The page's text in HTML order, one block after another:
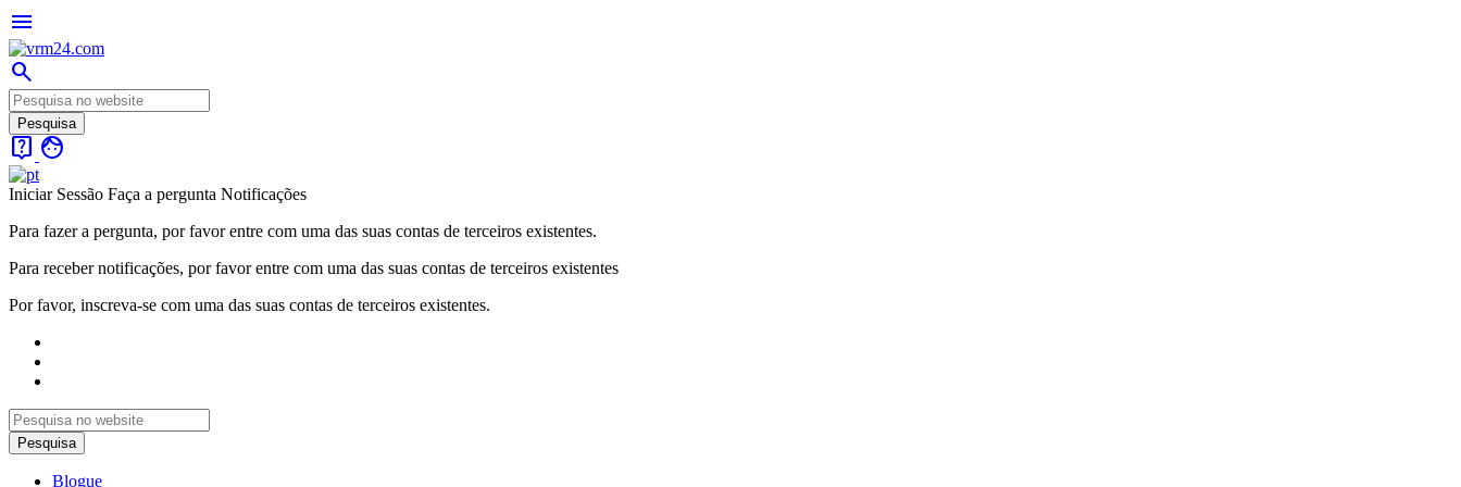
menu
search
live_help face
Iniciar Sessão Faça a pergunta Notificações
Para fazer a pergunta, por favor entre com uma das suas contas de terceiros existentes.
Para receber notificações, por favor entre com uma das suas contas de terceiros existentes
Por favor, inscreva-se com uma das suas contas de terceiros existentes.
Blogue